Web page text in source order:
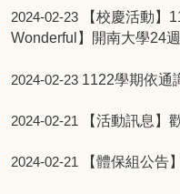
2024-02-23
【校慶活動】
Wonderful】開南大學24
2024-02-23 1122學期依通
2024-02-21 【活動訊息】
2024-02-21 【體保組公告